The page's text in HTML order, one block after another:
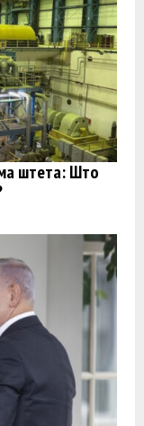
штета: Што